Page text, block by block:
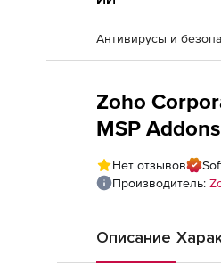
Антивирусы и
Zoho
MSP
Нет отзывов
Производитель:
Описание